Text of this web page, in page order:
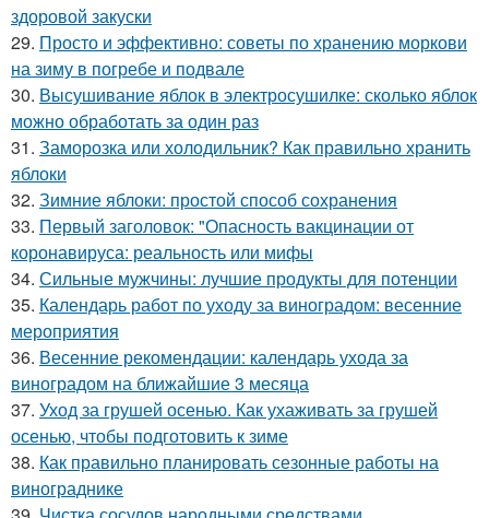
здоровой закуски
29. Просто и эффективно: советы по хранению моркови
на зиму в погребе и подвале
30. Высушивание яблок в электросушилке: сколько яблок
можно обработать за один раз
31. Заморозка или холодильник? Как правильно хранить
яблоки
32. Зимние яблоки: простой способ сохранения
33. Первый заголовок: "Опасность вакцинации от
коронавируса: реальность или мифы
34. Сильные мужчины: лучшие продукты для потенции
35. Календарь работ по уходу за виноградом: весенние
мероприятия
36. Весенние рекомендации: календарь ухода за
виноградом на ближайшие 3 месяца
37. Уход за грушей осенью. Как ухаживать за грушей
осенью, чтобы подготовить к зиме
38. Как правильно планировать сезонные работы на
винограднике